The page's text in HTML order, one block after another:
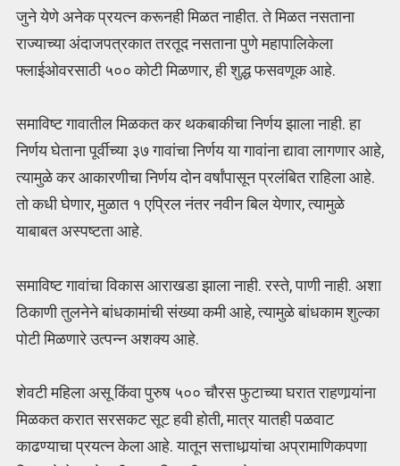
जुने येणे अनेक प्रयत्न करूनही मिळत नाहीत. ते मिळत नसताना
राज्याच्या अंदाजपत्रकात तरतूद नसताना पुणे महापालिकेला
फ्लाईओवरसाठी ५०० कोटी मिळणार, ही शुद्ध फसवणूक आहे.
समाविष्ट गावातील मिळकत कर थकबाकीचा निर्णय झाला नाही. हा
निर्णय घेताना पूर्वीच्या ३७ गावांचा निर्णय या गावांना द्यावा लागणार आहे,
त्यामुळे कर आकारणीचा निर्णय दोन वर्षांपासून प्रलंबित राहिला आहे.
तो कधी घेणार, मुळात १ एप्रिल नंतर नवीन बिल येणार, त्यामुळे
याबाबत अस्पष्टता आहे.
समाविष्ट गावांचा विकास आराखडा झाला नाही. रस्ते, पाणी नाही. अशा
ठिकाणी तुलनेने बांधकामांची संख्या कमी आहे, त्यामुळे बांधकाम शुल्का
पोटी मिळणारे उत्पन्न अशक्य आहे.
शेवटी महिला असू किंवा पुरुष ५०० चौरस फुटाच्या घरात राहणार्‍यांना
मिळकत करात सरसकट सूट हवी होती, मात्र यातही पळवाट
काढण्याचा प्रयत्न केला आहे. यातून सत्ताधार्‍यांचा अप्रामाणिकपणा